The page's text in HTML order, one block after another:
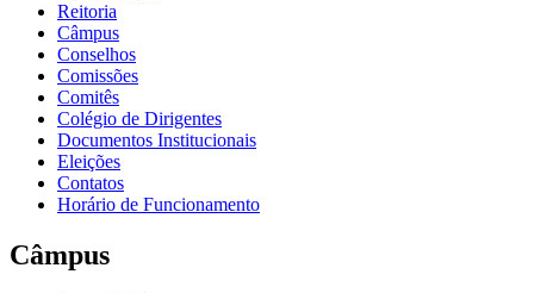
Reitoria
Câmpus
Conselhos
Comissões
Comitês
Colégio de Dirigentes
Documentos Institucionais
Eleições
Contatos
Horário de Funcionamento
Câmpus